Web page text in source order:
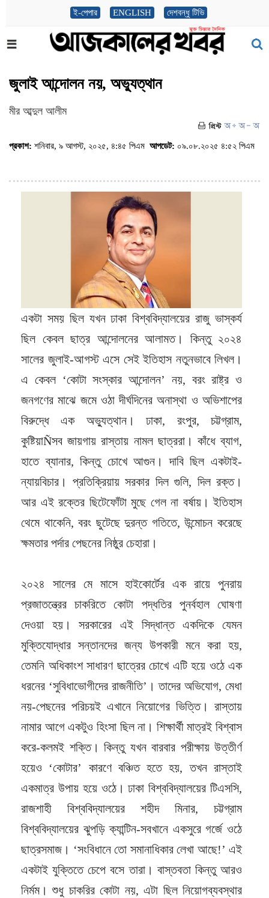
ই-পেপার ENGLISH দেশবন্ধু টিভি
জুলাই আন্দোলন নয়, অভ্যুত্থান
মীর আব্দুল আলীম
প্রকাশ: শনিবার, ৯ আগস্ট, ২০২৫, ৪:৪৫ পিএম আপডেট: ০৯.০৮.২০২৫ ৪:৫২ পিএম
একটা সময় ছিল যখন ঢাকা বিশ্ববিদ্যালয়ের রাজু ভাস্কর্য
ছিল কেবল ছাত্র আন্দোলনের আলামত। কিন্তু ২০২৪
সালের জুলাই-আগস্ট এসে সেই ইতিহাস নতুনভাবে লিখল।
এ কেবল ‘কোটা সংস্কার আন্দোলন’ নয়, বরং রাষ্ট্র ও
জনগণের মাঝে জমে ওঠা দীর্ঘদিনের অনাস্থা ও অভিশাপের
বিরুদ্ধে এক অভ্যুত্থান। ঢাকা, রংপুর, চট্টগ্রাম,
কুষ্টিয়াÑসব জায়গায় রাস্তায় নামল ছাত্ররা। কাঁধে ব্যাগ,
হাতে ব্যানার, কিন্তু চোখে আগুন। দাবি ছিল একটাই-
ন্যায়বিচার। প্রতিক্রিয়ায় সরকার দিল গুলি, দিল রক্ত।
আর এই রক্তের ছিটেফোঁটা মুছে গেল না বর্ষায়। ইতিহাস
থেমে থাকেনি, বরং ছুটেছে দুরন্ত গতিতে, উন্মোচন করেছে
ক্ষমতার পর্দার পেছনের নিষ্ঠুর চেহারা।
২০২৪ সালের মে মাসে হাইকোর্টের এক রায়ে পুনরায়
প্রজাতন্ত্রের চাকরিতে কোটা পদ্ধতির পুনর্বহাল ঘোষণা
দেওয়া হয়। সরকারের এই সিদ্ধান্ত একদিকে যেমন
মুক্তিযোদ্ধার সন্তানদের জন্য উপকারী মনে করা হয়,
তেমনি অধিকাংশ সাধারণ ছাত্রের চোখে এটি হয়ে ওঠে এক
ধরনের ‘সুবিধাভোগীদের রাজনীতি’। তাদের অভিযোগ, মেধা
নয়-পেছনের পরিচয়ই এখানে নিয়োগের ভিত্তি। রাস্তায়
নামার আগে একটুও হিংসা ছিল না। শিক্ষার্থী মাত্রই বিশ্বাস
করে-কলমই শক্তি। কিন্তু যখন বারবার পরীক্ষায় উত্তীর্ণ
হয়েও ‘কোটার’ কারণে বঞ্চিত হতে হয়, তখন রাস্তাই
একমাত্র উপায় হয়ে ওঠে। ঢাকা বিশ্ববিদ্যালয়ের টিএসসি,
রাজশাহী বিশ্ববিদ্যালয়ের শহীদ মিনার, চট্টগ্রাম
বিশ্ববিদ্যালয়ের ঝুপড়ি ক্যান্টিন-সবখানে একসুরে গর্জে ওঠে
ছাত্রসমাজ। ‘সংবিধানে তো সমানাধিকার লেখা আছে!’ এই
একটাই যুক্তিতে চেপে বসে তারা। বাস্তবতা কিন্তু আরও
নির্মম। শুধু চাকরির কোটা নয়, এটা ছিল নিয়োগব্যবস্থার